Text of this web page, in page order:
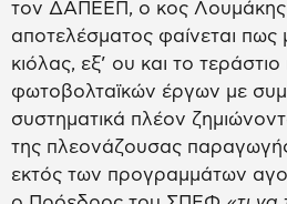
τον ΔΑΠΕΕΠ, ο κος Λουμάκης
αποτελέσματος φαίνεται
κιόλας, εξ’ ου και το
φωτοβολταϊκών έργων με
συστηματικά πλέον
της πλεονάζουσας
εκτός των προγραμμάτων